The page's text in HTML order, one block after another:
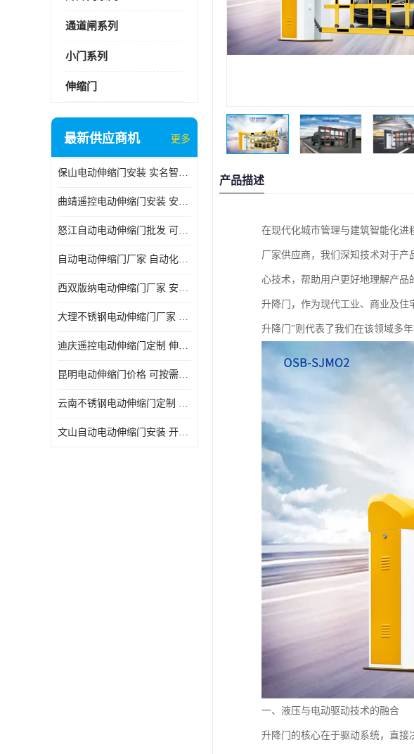
通道闸系列
小门系列
伸缩门
最新供应商机 更多
保山电动伸缩门安装 实名智科技 安全性高
曲靖遥控电动伸缩门安装 安全性高
怒江自动电动伸缩门批发 可按需定制
自动电动伸缩门厂家 自动化操作
西双版纳电动伸缩门厂家 安全性高
大理不锈钢电动伸缩门厂家 适合狭窄通道
迪庆遥控电动伸缩门定制 伸缩结构设计
昆明电动伸缩门价格 可按需定制
云南不锈钢电动伸缩门定制 自动化操作
文山自动电动伸缩门安装 开启后占用空间小
产品描述
在现代化城市管理与建筑智能化
厂家供应商，我们深知技术对于
心技术，帮助用户更好地理解产品
升降门，作为现代工业、商业及住
升降门”则代表了我们在该领域多
一、液压与电动驱动技术的融合
升降门的核心在于驱动系统，直